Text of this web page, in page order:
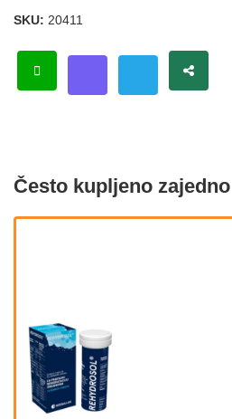
SKU: 20411
Često kupljeno zajedno